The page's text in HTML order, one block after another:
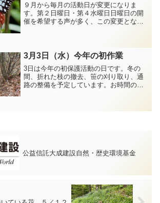
９月から毎月の活動日が変更になりま
す。第２日曜日・第４水曜日日曜日の開
催を希望する声が多く、この変更となり
3月3日（水）今年の初作業
3日は今年の初保護活動の日です。冬の
間、折れた枝の撤去、笹の刈り取り、通
路の整備を予定しています。お時間のあ
公益信託大成建設自然・歴史環境基金